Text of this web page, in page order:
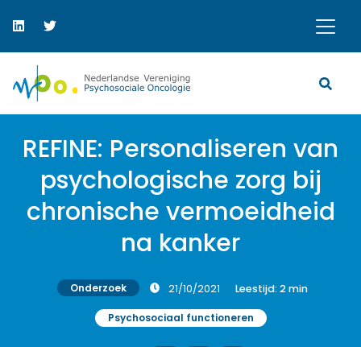
REFINE: Personaliseren van
psychologische zorg bij
chronische vermoeidheid
na kanker
Onderzoek 21/10/2021 Leestijd: 2min
Psychosociaal functioneren